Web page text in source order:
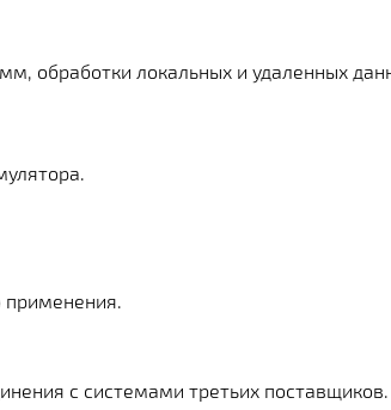
обработки локальных и удаленных
применения.
с системами третьих поставщиков.